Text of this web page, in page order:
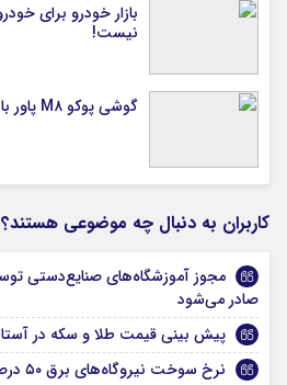
نیست!
گوشی پوکو M۸ پاور با باتری بزرگ از راه رسید
کاربران به دنبال چه موضوعی هستند؟
مجوز آموزشگاه‌های صنایع‌دستی
صادر می‌شود
پیش بینی قیمت طلا و سکه در آستانه ۱۴۰۴ | مردم مراقب
نرخ سوخت نیروگاه‌های برق ۵۰ درصد افزایش یافت